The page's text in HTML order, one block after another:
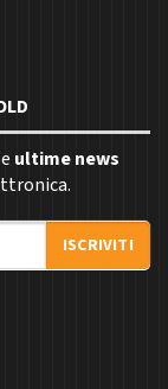
ultime news
ISCRIVITI